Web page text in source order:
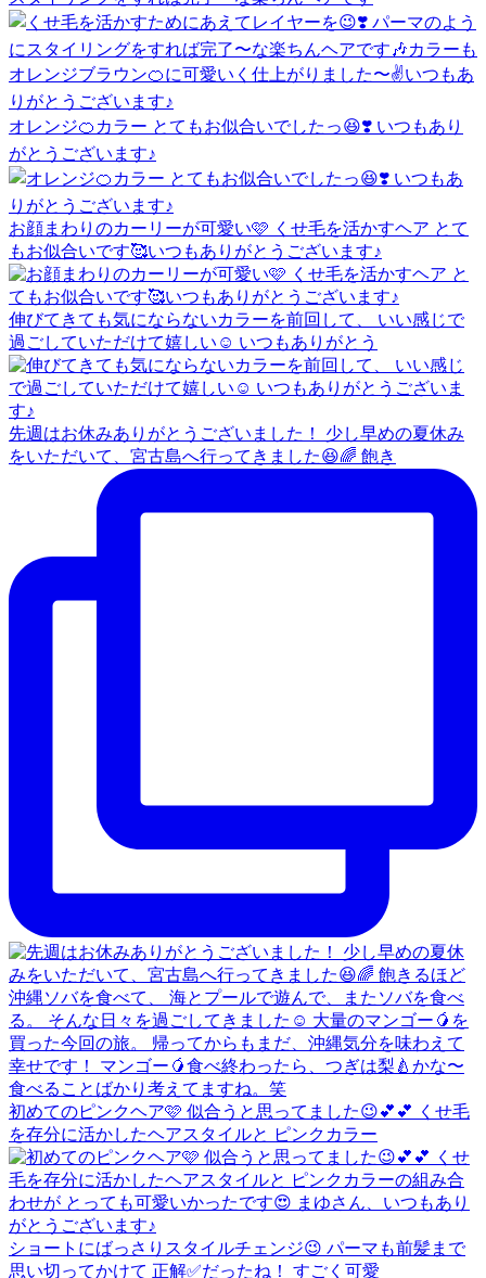
オレンジ🍊カラー とてもお似合いでしたっ😆❣️ いつもあり
がとうございます♪
お顔まわりのカーリーが可愛い🩷 くせ毛を活かすヘア とて
もお似合いです🥰いつもありがとうございます♪
伸びてきても気にならないカラーを前回して、 いい感じで
過ごしていただけて嬉しい☺️ いつもありがとう
先週はお休みありがとうございました！ 少し早めの夏休み
をいただいて、宮古島へ行ってきました😆🌈 飽き
初めてのピンクヘア🩷 似合うと思ってました😉💕💕 くせ毛
を存分に活かしたヘアスタイルと ピンクカラー
ショートにばっさりスタイルチェンジ😉 パーマも前髪まで
思い切ってかけて 正解✅だったね！ すごく可愛